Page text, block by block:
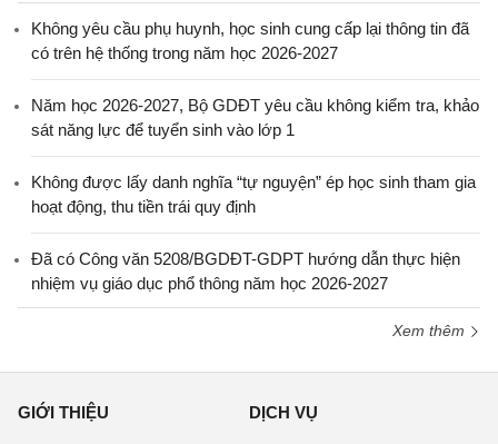
Không yêu cầu phụ huynh, học sinh cung cấp lại thông tin đã
có trên hệ thống trong năm học 2026-2027
Năm học 2026-2027, Bộ GDĐT yêu cầu không kiểm tra, khảo
sát năng lực để tuyển sinh vào lớp 1
Không được lấy danh nghĩa “tự nguyện” ép học sinh tham gia
hoạt động, thu tiền trái quy định
Đã có Công văn 5208/BGDĐT-GDPT hướng dẫn thực hiện
nhiệm vụ giáo dục phổ thông năm học 2026-2027
Xem thêm
GIỚI THIỆU DỊCH VỤ